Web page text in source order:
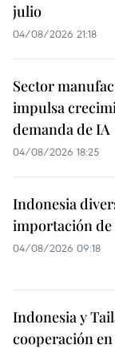
julio
04/08/2026 21:18
Sector
impulsa
demanda de IA
04/08/2026 18:25
Indonesia
importación
04/08/2026 09:18
Indonesia y
cooperación